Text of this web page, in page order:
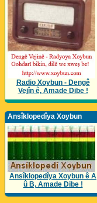
Radio Xoybun - Dengê
Vejîn ê, Amade Dibe !
Ansîklopedîya Xoybun
Ansîklopedîya Xoybun ê A
û B, Amade Dibe !